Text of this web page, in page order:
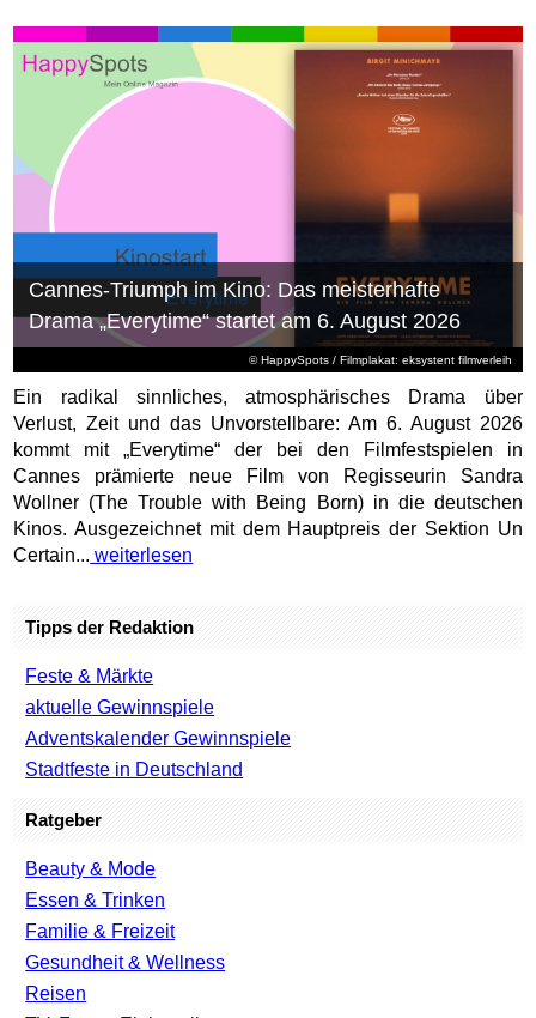
© HappySpots / Filmplakat: eksystent filmverleih
Cannes-Triumph im Kino: Das meisterhafte
Drama „Everytime“ startet am 6. August 2026
Ein radikal sinnliches, atmosphärisches Drama über
Verlust, Zeit und das Unvorstellbare: Am 6. August 2026
kommt mit „Everytime“ der bei den Filmfestspielen in
Cannes prämierte neue Film von Regisseurin Sandra
Wollner (The Trouble with Being Born) in die deutschen
Kinos. Ausgezeichnet mit dem Hauptpreis der Sektion Un
Certain... weiterlesen
Tipps der Redaktion
Feste & Märkte
aktuelle Gewinnspiele
Adventskalender Gewinnspiele
Stadtfeste in Deutschland
Ratgeber
Beauty & Mode
Essen & Trinken
Familie & Freizeit
Gesundheit & Wellness
Reisen